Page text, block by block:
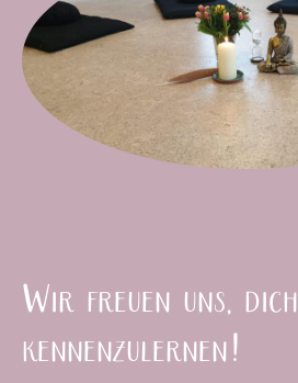
Wir freuen uns, dich
kennenzulernen!